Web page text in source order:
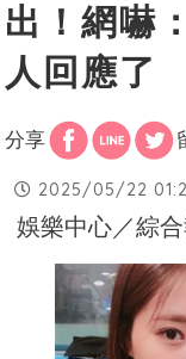
出！網嚇
人回應了
分享
2025/05/22
娛樂中心／綜